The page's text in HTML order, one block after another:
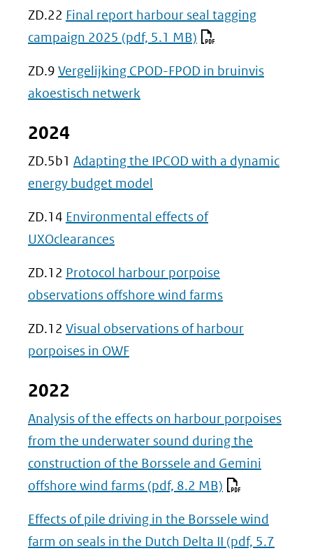
ZD.22 Final report harbour seal tagging
campaign 2025 (pdf, 5.1 MB)
ZD.9 Vergelijking CPOD-FPOD in bruinvis
akoestisch netwerk
2024
ZD.5b1 Adapting the IPCOD with a dynamic
energy budget model
ZD.14 Environmental effects of
UXOclearances
ZD.12 Protocol harbour porpoise
observations offshore wind farms
ZD.12 Visual observations of harbour
porpoises in OWF
2022
Analysis of the effects on harbour porpoises
from the underwater sound during the
construction of the Borssele and Gemini
offshore wind farms (pdf, 8.2 MB)
Effects of pile driving in the Borssele wind
farm on seals in the Dutch Delta II (pdf, 5.7